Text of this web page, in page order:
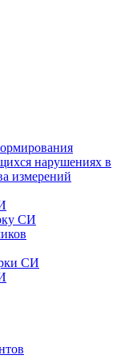
нарушениях в
измерений
СИ
СИ